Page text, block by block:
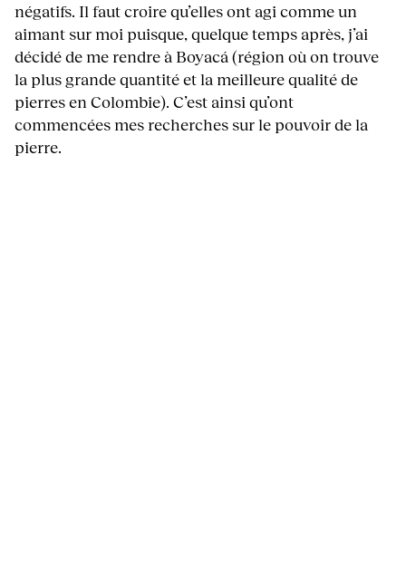
négatifs. Il faut croire qu’elles ont agi comme un
aimant sur moi puisque, quelque temps après, j’ai
décidé de me rendre à Boyacá (région où on trouve
la plus grande quantité et la meilleure qualité de
pierres en Colombie). C’est ainsi qu’ont
commencées mes recherches sur le pouvoir de la
pierre.